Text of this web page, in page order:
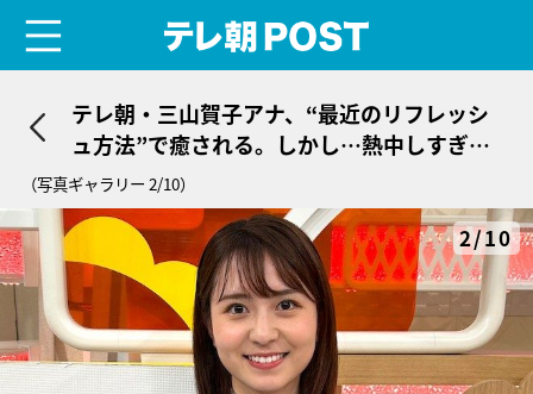
テレ朝・三山賀子アナ、“最近のリフレッシ
ュ方法”で癒される。しかし…熱中しすぎて
肩が凝ってしまうことも
（写真ギャラリー 2/10）
2/10